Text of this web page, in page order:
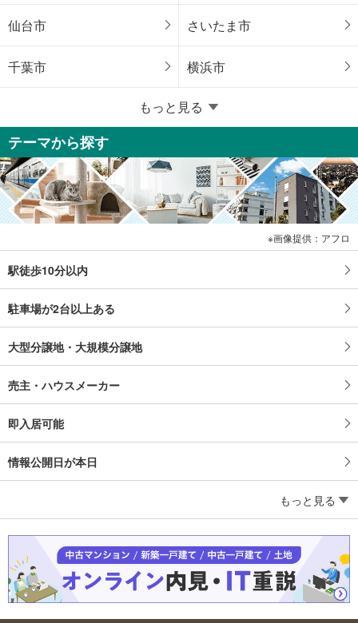
仙台市 さいたま市
千葉市 横浜市
もっと見る
テーマから探す
画像提供：アフロ
駅徒歩10分以内
駐車場が2台以上ある
大型分譲地・大規模分譲地
売主・ハウスメーカー
即入居可能
情報公開日が本日
もっと見る